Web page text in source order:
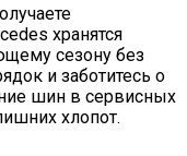
хранятся
сезону без
и заботитесь о
шин в сервисных
хлопот.